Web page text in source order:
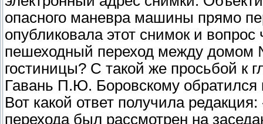
опасного маневра машины прямо
опубликовала этот снимок и
пешеходный переход между домом
гостиницы? С такой же просьбой к
Гавань П.Ю. Боровскому
Вот какой ответ получила
перехода был рассмотрен на